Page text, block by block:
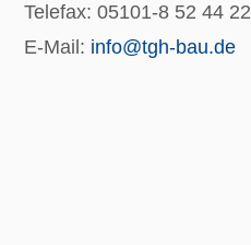
Telefax: 05101-8 52 44 22
E-Mail: info@tgh-bau.de